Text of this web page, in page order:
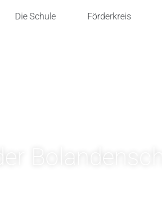
Die Schule Förderkreis